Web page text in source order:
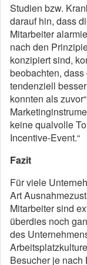
Studien bzw.
darauf hin, dass
Mitarbeiter
nach den
konzipiert sind,
beobachten,
tendenziell
konnten als
keine qualvolle
Incentive-Event.“
Fazit
Für viele
Art
Mitarbeiter sind
überdies noch
des
Besucher je nach